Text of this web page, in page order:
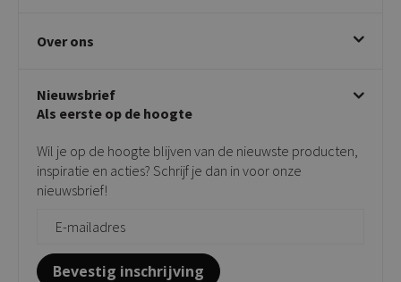
Klachtafhandeling
Privacy policy
Draaibare eetkamerstoelen
Taupe stoelen
Tuinstoelen
Bijzettafels
Over ons
Showroom
Contact
Onderhoudsproducten
Vloerbescherming
Giftcards
Nieuwsbrief
Als eerste op de hoogte
Wil je op de hoogte blijven van de nieuwste producten,
inspiratie en acties? Schrijf je dan in voor onze
nieuwsbrief!
Bevestig inschrijving